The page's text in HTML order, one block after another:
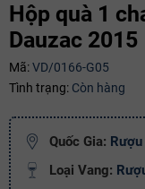
Hộp quà 1
Dauzac 2015
Mã:VD/0166-G05
Tình trạng: Còn hàng
Quốc Gia:
Loại Vang:
Mã giảm giá:
Điều kiện:
Copy mã và nhập mã ở